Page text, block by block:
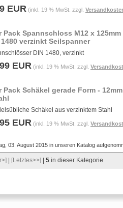
EUR (inkl. 19 % MwSt. zzgl.
Pack Spannschloss M12 x 125mm
1480 verzinkt Seilspanner
DIN 1480, verzinkt
EUR (inkl. 19 % MwSt. zzgl.
Pack Schäkel gerade Form -
Schäkel aus verzinktem Stahl
EUR (inkl. 19 % MwSt. zzgl.
03. August 2015 in unseren Katalog
[Letztes>>] 5 in dieser Kategorie